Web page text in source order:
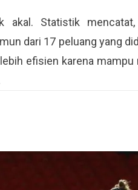
akal. Statistik
dari 17 peluang yang
lebih efisien karena